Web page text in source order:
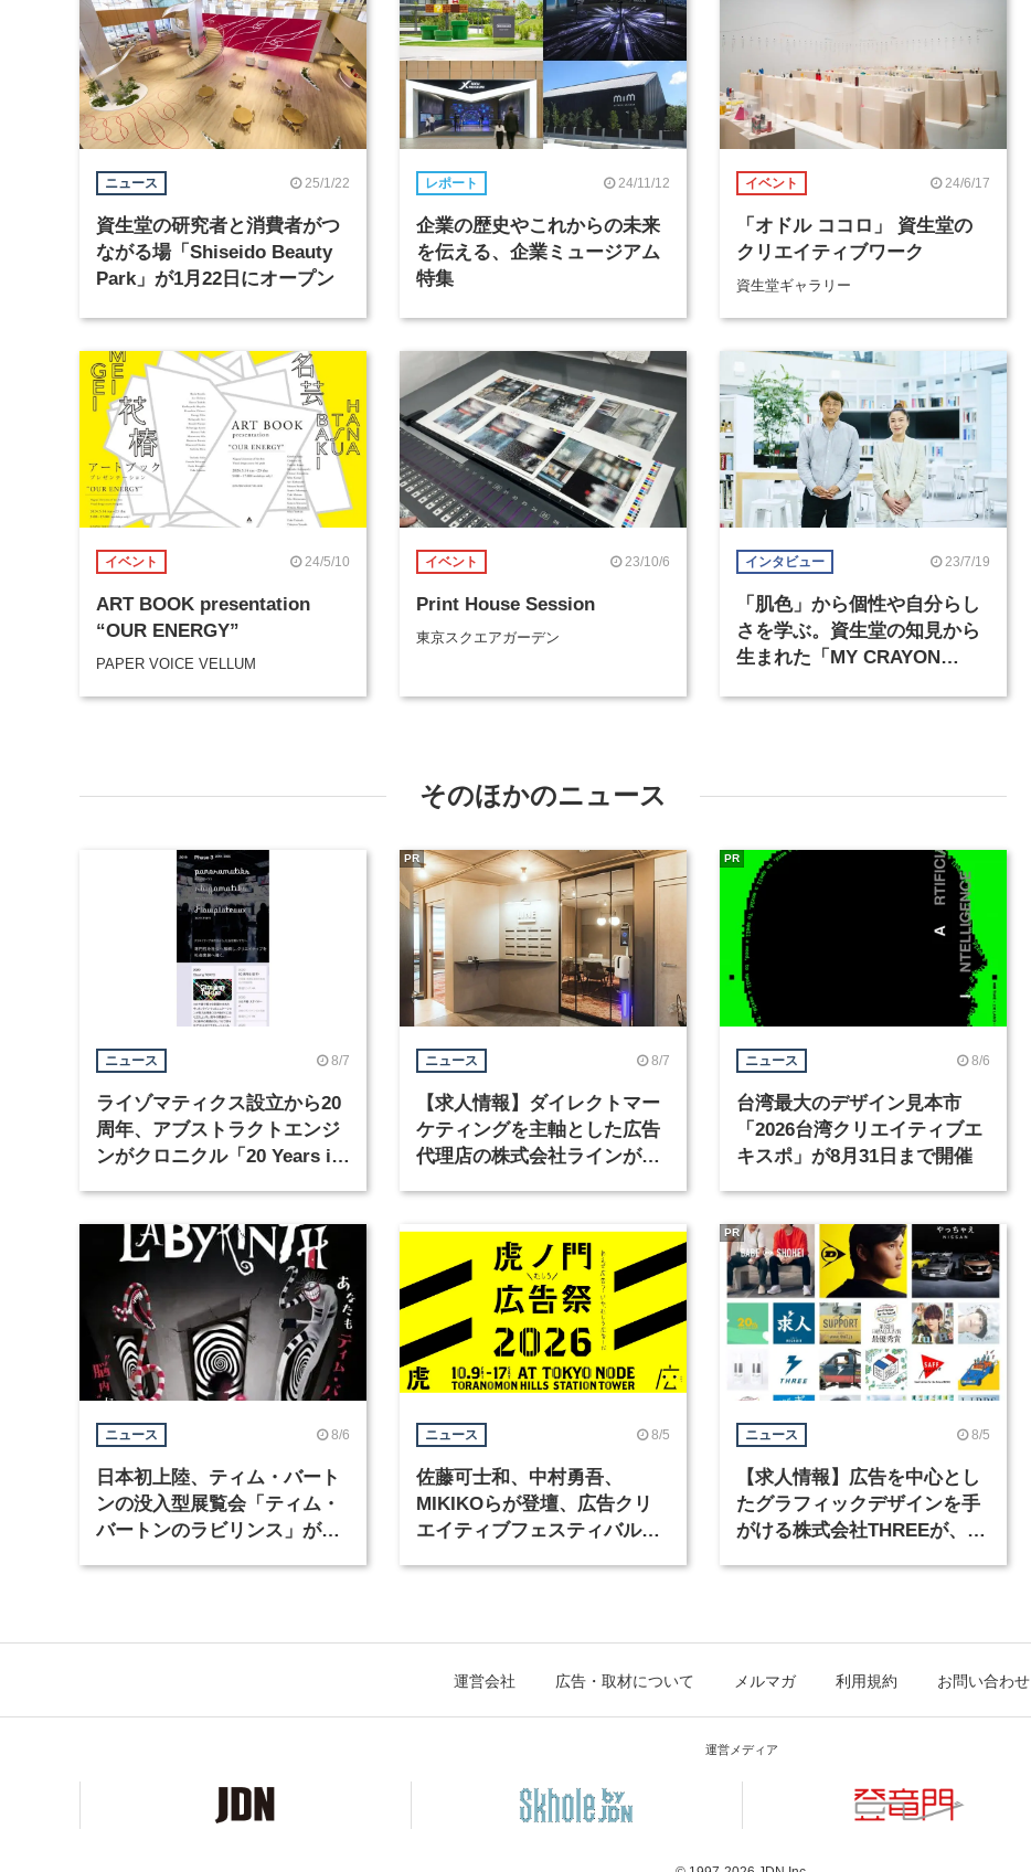
ニュース 25/1/22
資生堂の研究者と消費者がつ
ながる場「Shiseido Beauty
Park」が1月22日にオープン
レポート 24/11/12
企業の歴史やこれからの未来
を伝える、企業ミュージアム
特集
イベント 24/6/17
「オドル ココロ」 資生堂の
クリエイティブワーク
資生堂ギャラリー
イベント 24/5/10
ART BOOK presentation
“OUR ENERGY”
PAPER VOICE VELLUM
イベント 23/10/6
Print House Session
東京スクエアガーデン
インタビュー 23/7/19
「肌色」から個性や自分らし
さを学ぶ。資生堂の知見から
生まれた「MY CRAYON
そのほかのニュース
ニュース 8/7
ライゾマティクス設立から20
周年、アブストラクトエンジ
ンがクロニクル「20 Years in
ニュース 8/7
【求人情報】ダイレクトマー
ケティングを主軸とした広告
代理店の株式会社ラインが、
PR
ニュース 8/6
台湾最大のデザイン見本市
「2026台湾クリエイティブエ
キスポ」が8月31日まで開催
PR
ニュース 8/6
日本初上陸、ティム・バート
ンの没入型展覧会「ティム・
バートンのラビリンス」が東
ニュース 8/5
佐藤可士和、中村勇吾、
MIKIKOらが登壇、広告クリ
エイティブフェスティバル
ニュース 8/5
【求人情報】広告を中心とし
たグラフィックデザインを手
がける株式会社THREEが、グ
PR
運営会社 広告・取材について メルマガ 利用規約 お問い合わせ
運営メディア